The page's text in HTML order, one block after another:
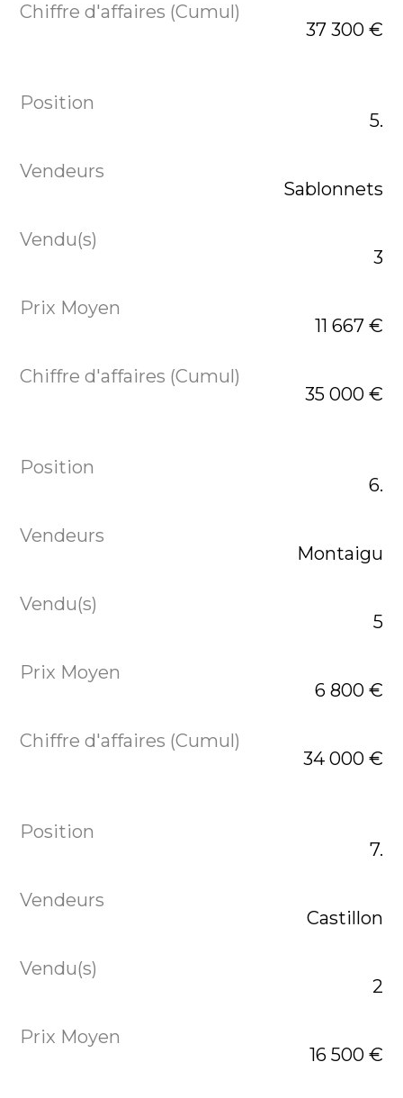
37 300 €
5.
Sablonnets
3
11 667 €
35 000 €
6.
Montaigu
5
6 800 €
34 000 €
7.
Castillon
2
16 500 €